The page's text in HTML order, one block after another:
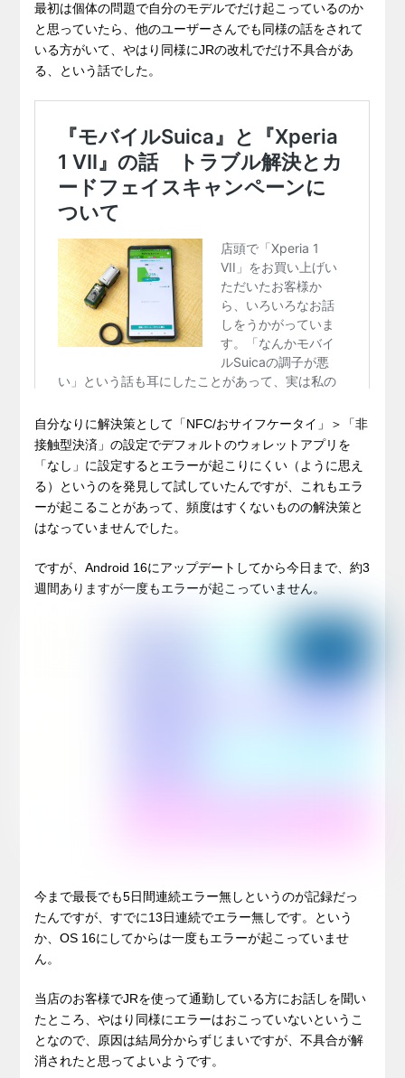
最初は個体の問題で自分のモデルでだけ起こっているのか
と思っていたら、他のユーザーさんでも同様の話をされて
いる方がいて、やはり同様にJRの改札でだけ不具合があ
る、という話でした。
自分なりに解決策として「NFC/おサイフケータイ」＞「非
接触型決済」の設定でデフォルトのウォレットアプリを
「なし」に設定するとエラーが起こりにくい（ように思え
る）というのを発見して試していたんですが、これもエラ
ーが起こることがあって、頻度はすくないものの解決策と
はなっていませんでした。
ですが、Android 16にアップデートしてから今日まで、約3
週間ありますが一度もエラーが起こっていません。
今まで最長でも5日間連続エラー無しというのが記録だっ
たんですが、すでに13日連続でエラー無しです。という
か、OS 16にしてからは一度もエラーが起こっていませ
ん。
当店のお客様でJRを使って通勤している方にお話しを聞い
たところ、やはり同様にエラーはおこっていないというこ
となので、原因は結局分からずじまいですが、不具合が解
消されたと思ってよいようです。